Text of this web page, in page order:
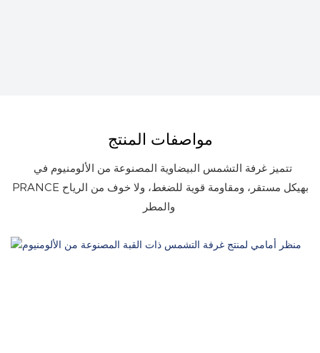
مواصفات المنتج
PRANCE بهيكل مستقر، ومقاومة قوية للضغط، ولا خوف من الرياح